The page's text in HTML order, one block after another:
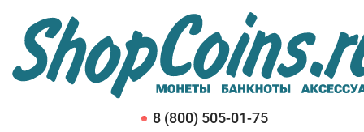
8 (800) 505-01-75